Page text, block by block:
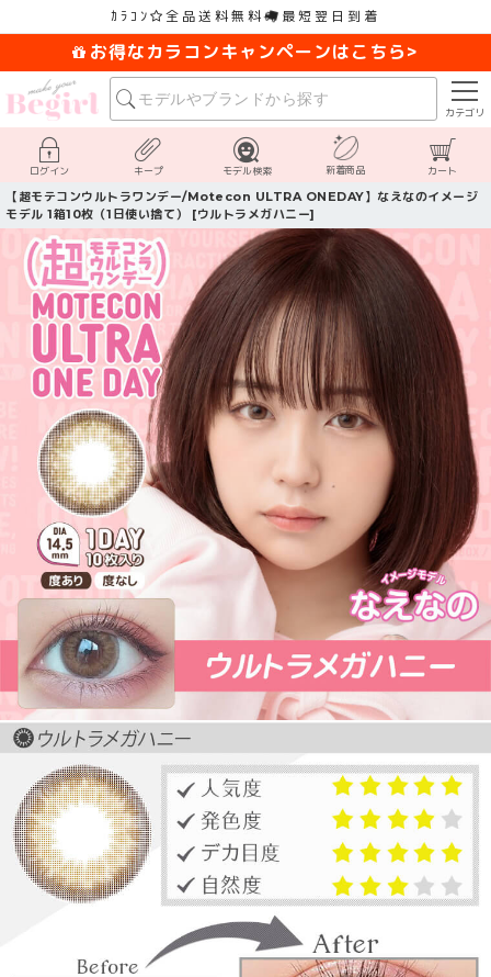
ｶﾗｺﾝ 全品送料無料 最短翌日到着
お得なカラコンキャンペーンはこちら>
カテゴリ
ログイン キープ モデル検索 新着商品 カート
【超モテコンウルトラワンデー/Motecon ULTRA ONEDAY】なえなのイメージ
モデル 1箱10枚（1日使い捨て） [ウルトラメガハニー]